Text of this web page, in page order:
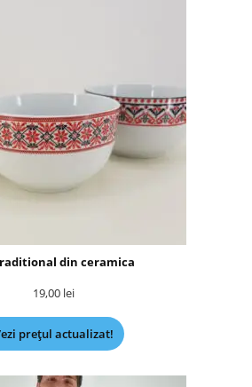
din ceramica
19,00 lei
prețul actualizat!